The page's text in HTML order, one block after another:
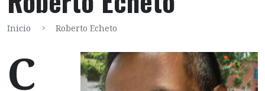
Inicio Roberto Echeto
C